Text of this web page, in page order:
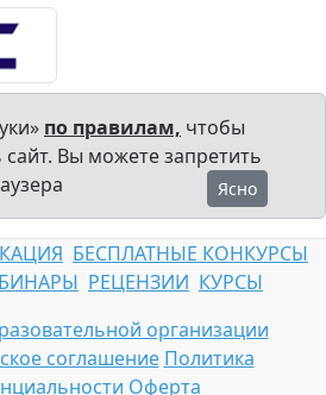
по правилам, чтобы
Вы можете запретить
Ясно
БЕСПЛАТНЫЕ КОНКУРСЫ
РЕЦЕНЗИИ КУРСЫ
организации
соглашение Политика
Оферта